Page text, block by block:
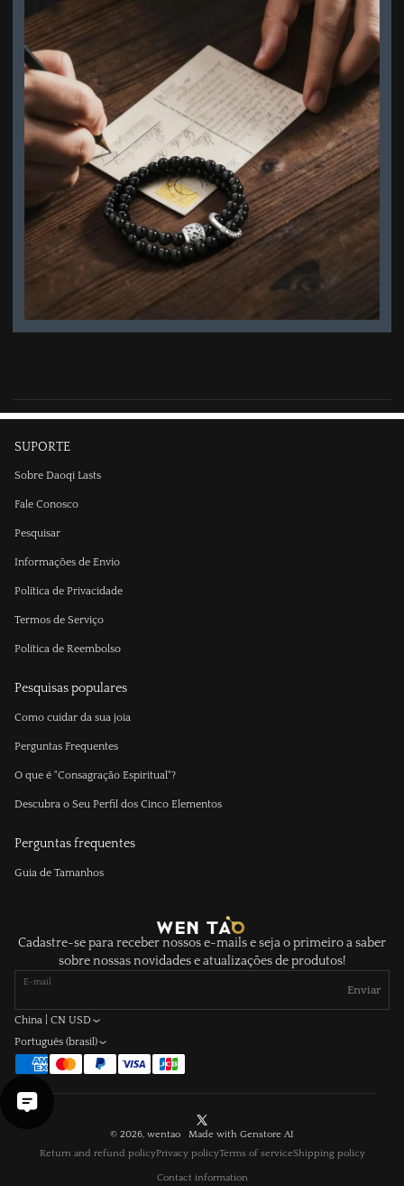
SUPORTE
Sobre Daoqi Lasts
Fale Conosco
Pesquisar
Informações de Envio
Política de Privacidade
Termos de Serviço
Política de Reembolso
Pesquisas populares
Como cuidar da sua joia
Perguntas Frequentes
O que é "Consagração Espiritual"?
Descubra o Seu Perfil dos Cinco Elementos
Perguntas frequentes
Guia de Tamanhos
Cadastre-se para receber nossos e-mails e seja o primeiro a saber
sobre nossas novidades e atualizações de produtos!
E-mail
Enviar
China | CN USD
Português (brasil)
X
(Twitter)
© 2026, wentao Made with Genstore AI
Return and refund policyPrivacy policyTerms of serviceShipping policy
Contact information